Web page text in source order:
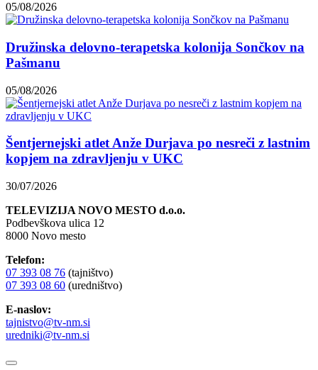
05/08/2026
Družinska delovno-terapetska kolonija Sončkov na
Pašmanu
05/08/2026
Šentjernejski atlet Anže Durjava po nesreči z lastnim
kopjem na zdravljenju v UKC
30/07/2026
TELEVIZIJA NOVO MESTO d.o.o.
Podbevškova ulica 12
8000 Novo mesto
Telefon:
07 393 08 76 (tajništvo)
07 393 08 60 (uredništvo)
E-naslov:
tajnistvo@tv-nm.si
uredniki@tv-nm.si